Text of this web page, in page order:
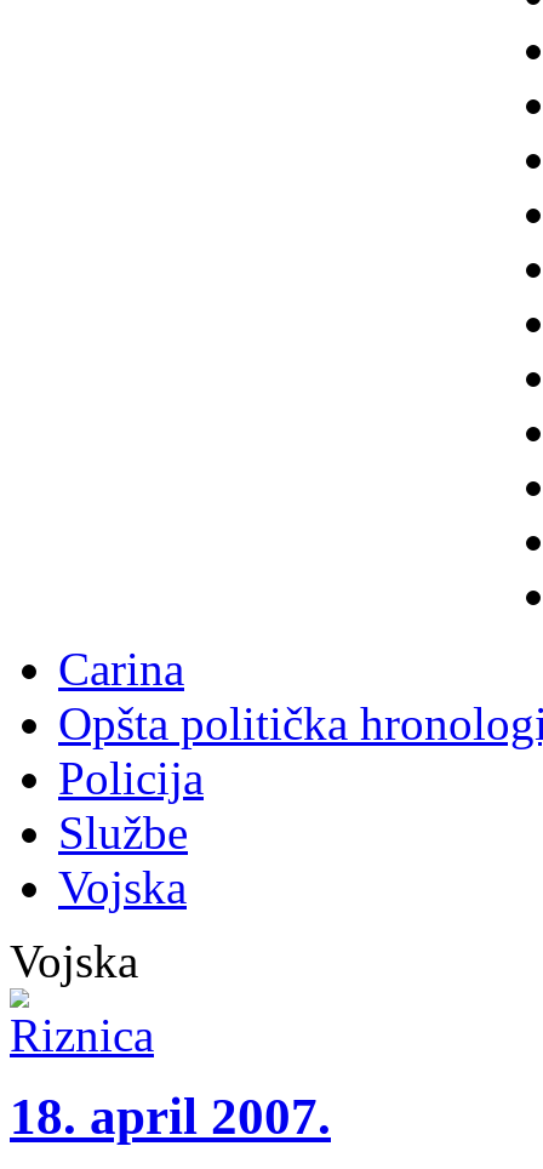
Carina
Opšta politička
Policija
Službe
Vojska
Vojska
18. april 2007.